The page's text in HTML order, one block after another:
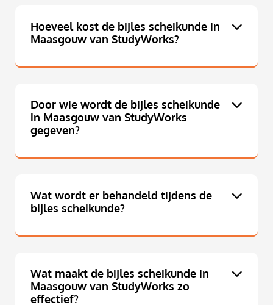
Hoeveel kost de bijles scheikunde in
Maasgouw van StudyWorks?
Door wie wordt de bijles scheikunde
in Maasgouw van StudyWorks
gegeven?
Wat wordt er behandeld tijdens de
bijles scheikunde?
Wat maakt de bijles scheikunde in
Maasgouw van StudyWorks zo
effectief?